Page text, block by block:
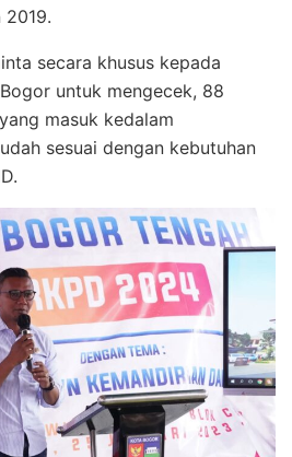
2019.
secara khusus kepada
untuk mengecek, 88
masuk kedalam
sesuai dengan kebutuhan